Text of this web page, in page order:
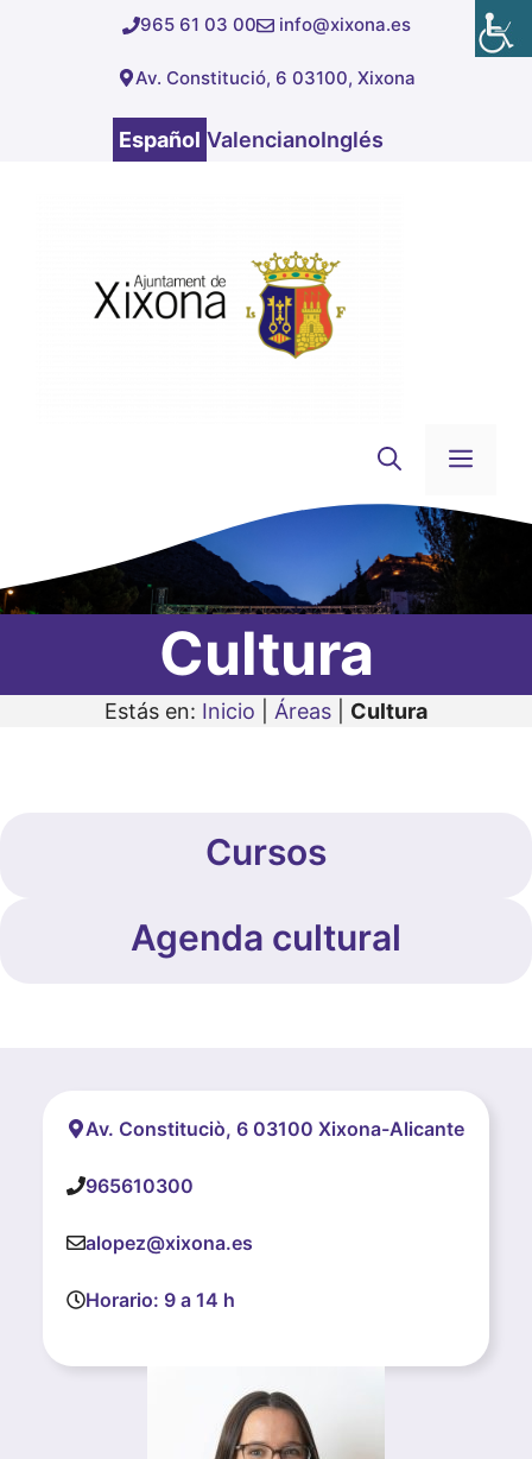
965 61 03 00 info@xixona.es
Av. Constitució, 6 03100, Xixona
Español ValencianoInglés
Cultura
Estás en: Inicio Áreas Cultura
Cursos
Agenda cultural
Av. Constituciò, 6 03100 Xixona-Alicante
965610300
alopez@xixona.es
Horario: 9 a 14 h